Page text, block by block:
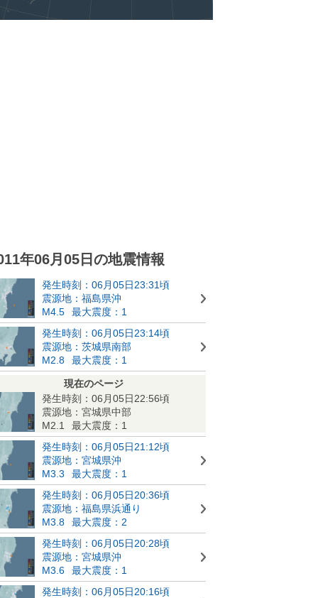
年06月05日の地震情報
発生時刻：06月05日23:31頃
震源地：福島県沖
M4.5
最大震度：1
発生時刻：06月05日23:14頃
震源地：茨城県南部
M2.8
最大震度：1
現在のページ
発生時刻：06月05日22:56頃
震源地：宮城県中部
M2.1
最大震度：1
発生時刻：06月05日21:12頃
震源地：宮城県沖
M3.3
最大震度：1
発生時刻：06月05日20:36頃
震源地：福島県浜通り
M3.8
最大震度：2
発生時刻：06月05日20:28頃
震源地：宮城県沖
M3.6
最大震度：1
発生時刻：06月05日20:16頃